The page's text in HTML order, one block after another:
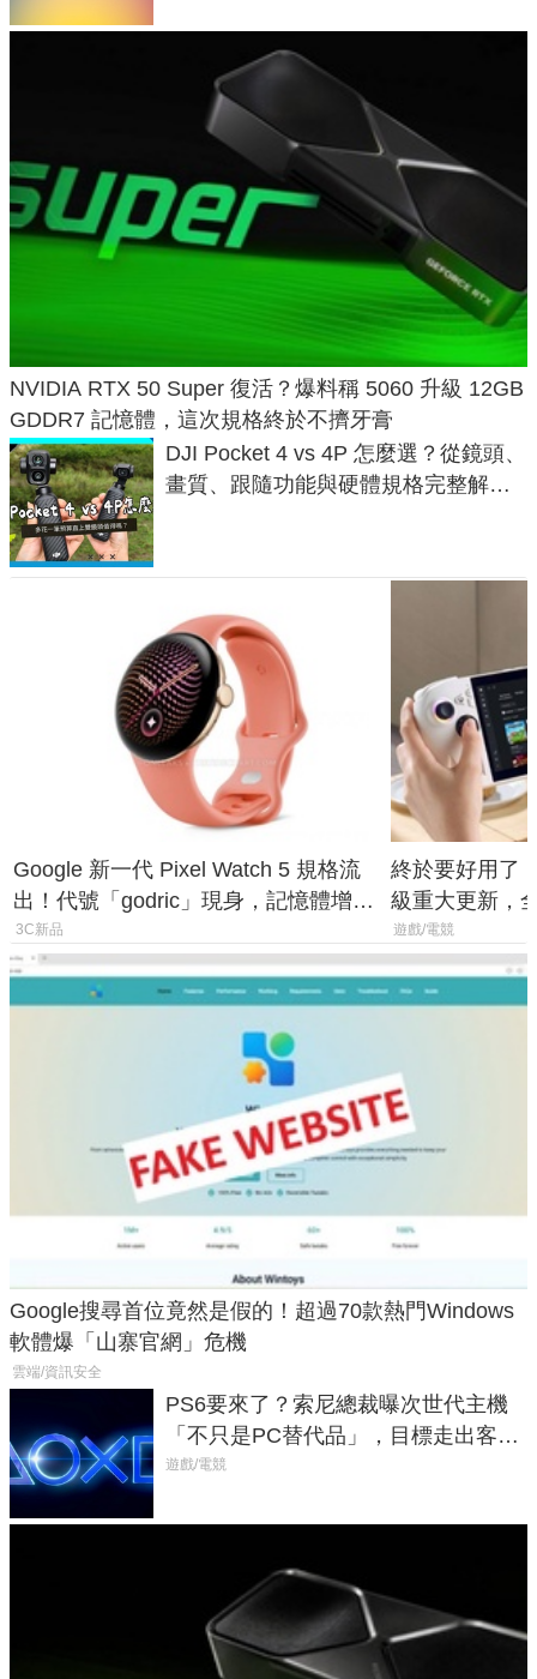
NVIDIA RTX 50 Super 復活？爆料稱 5060 升級 12GB
GDDR7 記憶體，這次規格終於不擠牙膏
DJI Pocket 4 vs 4P 怎麼選？從鏡頭、
畫質、跟隨功能與硬體規格完整解
Google 新一代 Pixel Watch 5 規格流
出！代號「godric」現身，記憶體增強
鎖定 AI 應用
3C新品
終於要好用了
級重大更新，
式讓操作就像
遊戲/電競
Google搜尋首位竟然是假的！超過70款熱門Windows
軟體爆「山寨官網」危機
雲端/資訊安全
PS6要來了？索尼總裁曝次世代主機
「不只是PC替代品」，目標走出客
廳、進軍電競桌面
遊戲/電競